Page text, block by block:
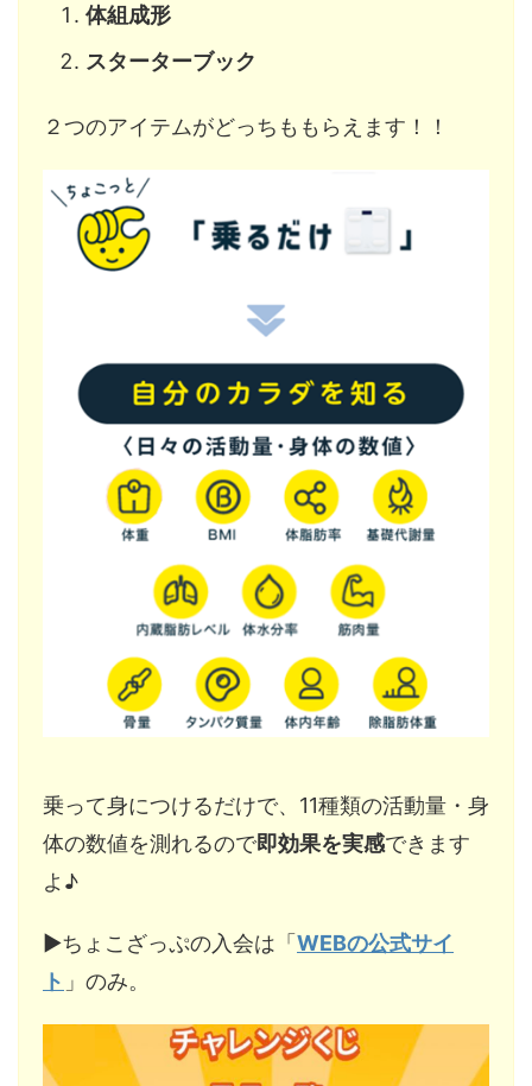
体組成形
スターターブック
２つのアイテムがどっちももらえます！！
乗って身につけるだけで、11種類の活動量・身
体の数値を測れるので即効果を実感できます
よ♪
▶︎ちょこざっぷの入会は「WEBの公式サイ
ト 」のみ。